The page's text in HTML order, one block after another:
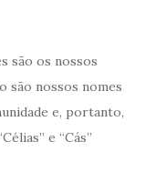
são os nossos
são nossos nomes
e, portanto,
e “Cás”